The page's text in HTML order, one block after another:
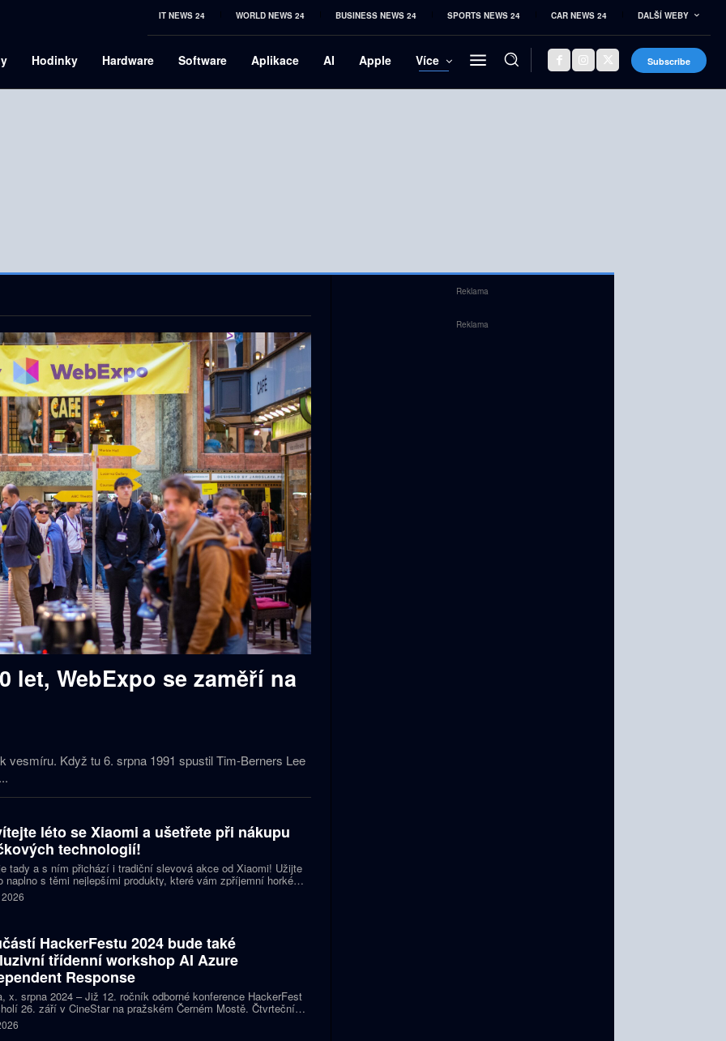
IT NEWS 24 WORLD NEWS 24 BUSINESS NEWS 24 SPORTS NEWS 24 CAR NEWS 24 DALŠÍ WEBY
Hodinky Hardware Software Aplikace AI Apple Více Subscribe
let, WebExpo se zaměří na
vesmíru. Když tu 6. srpna 1991 spustil Tim-Berners Lee
léto se Xiaomi a ušetřete při nákupu
technologií!
tady a s ním přichází i tradiční slevová akce od Xiaomi! Užijte
naplno s těmi nejlepšími produkty, které vám zpříjemní horké
Do 28. července 2024, či do vyprodání zásob, máte
příležitost pořídit si špičkové výrobky Xiaomi za fantastické
které by vám neměly uniknout.
HackerFestu 2024 bude také
třídenní workshop AI Azure
Response
x. srpna 2024 – Již 12. ročník odborné konference HackerFest
26. září v CineStar na pražském Černém Mostě. Čtvrteční
nabídne přednášky předních odborníků na IT bezpečnost.
konferenci bude letos přecházet zajímavý doprovodný program,
Reklama
Reklama